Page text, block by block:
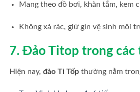
Mang theo đồ bơi, khăn tắm, kem
Không xả rác, giữ gìn vệ sinh môi
7. Đảo Titop trong các
Hiện nay, đảo Ti Tốpthường nằm